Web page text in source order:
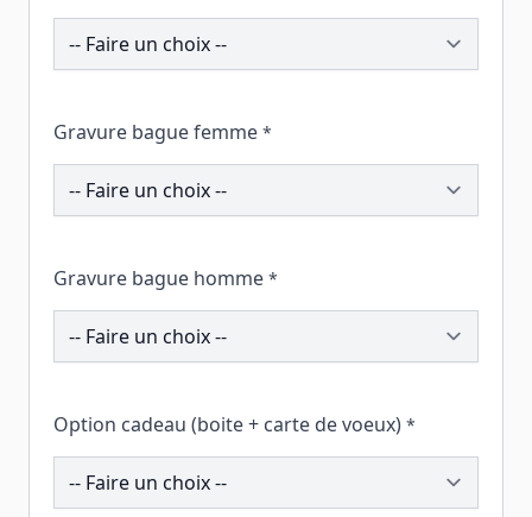
195558
Gravure bague femme *
195097
Gravure bague homme *
195305
Option cadeau (boite + carte de voeux) *
257621